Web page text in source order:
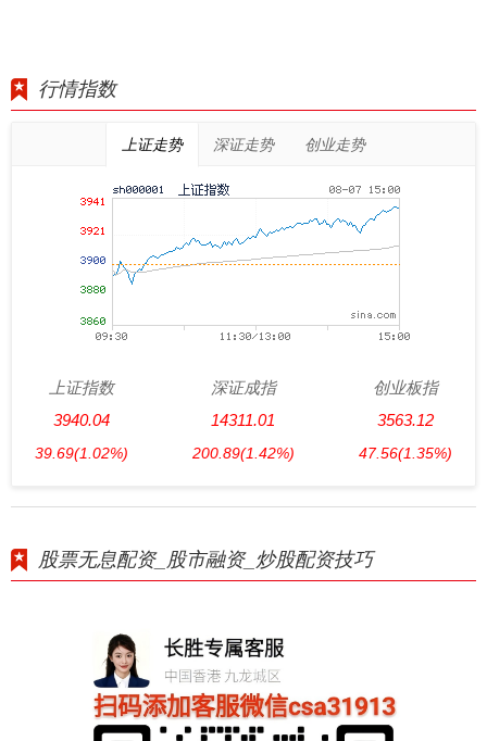
行情指数
上证走势 深证走势 创业走势
上证指数
3940.04
39.69(1.02%)
深证成指
14311.01
200.89(1.42%)
创业板指
3563.12
47.56(1.35%)
股票无息配资_股市融资_炒股配资技巧